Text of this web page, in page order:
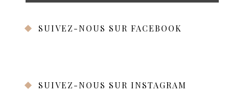
SUIVEZ-NOUS SUR FACEBOOK
SUIVEZ-NOUS SUR INSTAGRAM